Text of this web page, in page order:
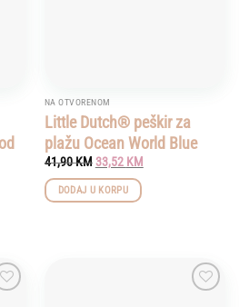
NA OTVORENOM
Little Dutch® peškir za
plažu Ocean World Blue
41,90KM Original
price
was:
41,90 KM.
33,52 KMCurrent
price
DODAJ U KORPU